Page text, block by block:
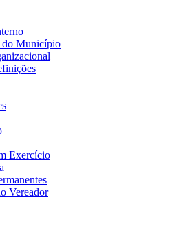
Município
Exercício
Vereador